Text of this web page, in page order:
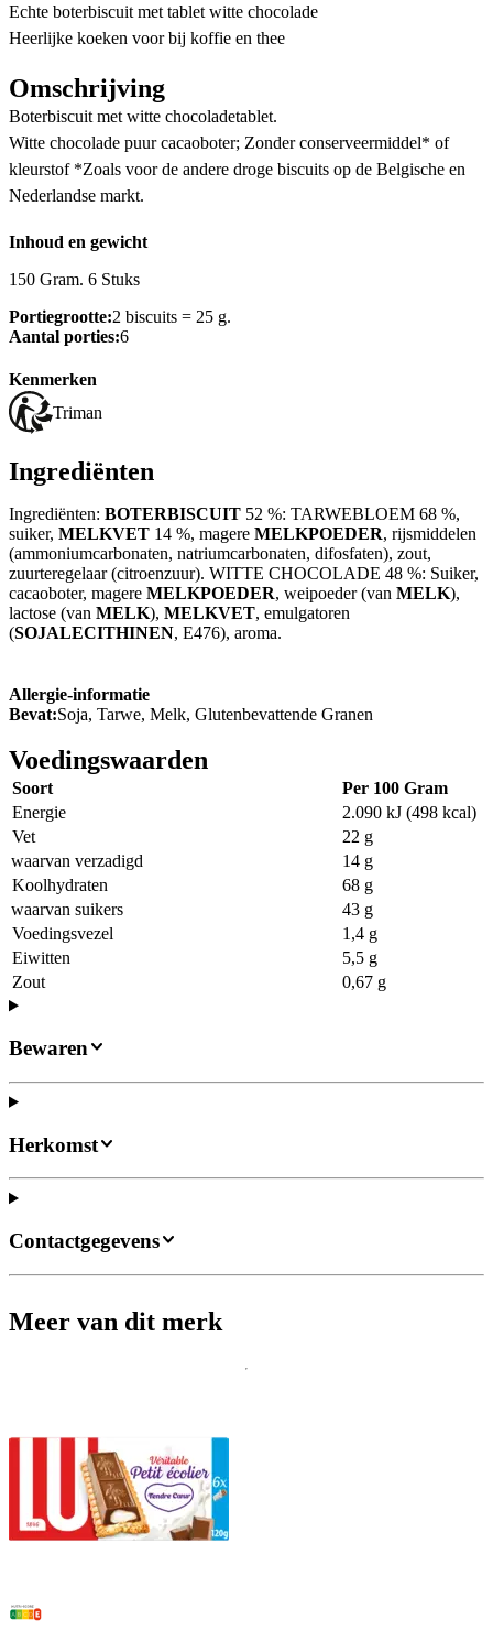
Echte boterbiscuit met tablet witte chocolade
Heerlijke koeken voor bij koffie en thee
Omschrijving
Boterbiscuit met witte chocoladetablet.
Witte chocolade puur cacaoboter; Zonder conserveermiddel* of
kleurstof *Zoals voor de andere droge biscuits op de Belgische en
Nederlandse markt.
Inhoud en gewicht
150 Gram. 6 Stuks
Portiegrootte:2 biscuits = 25 g.
Aantal porties:6
Kenmerken
Triman
Ingrediënten
Ingrediënten: BOTERBISCUIT 52 %: TARWEBLOEM 68 %,
suiker, MELKVET 14 %, magere MELKPOEDER, rijsmiddelen
(ammoniumcarbonaten, natriumcarbonaten, difosfaten), zout,
zuurteregelaar (citroenzuur). WITTE CHOCOLADE 48 %: Suiker,
cacaoboter, magere MELKPOEDER, weipoeder (van MELK),
lactose (van MELK), MELKVET, emulgatoren
(SOJALECITHINEN, E476), aroma.
Allergie-informatie
Bevat:Soja, Tarwe, Melk, Glutenbevattende Granen
Voedingswaarden
Soort
Per 100 Gram
Energie
2.090 kJ (498 kcal)
Vet
22 g
waarvan verzadigd
14 g
Koolhydraten
68 g
waarvan suikers
43 g
Voedingsvezel
1,4 g
Eiwitten
5,5 g
Zout
0,67 g
Bewaren
Herkomst
Contactgegevens
Meer van dit merk